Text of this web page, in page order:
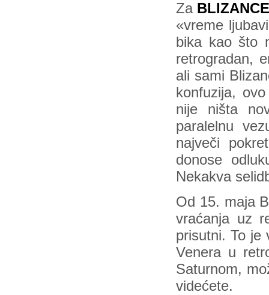
Za
«vreme
bika kao što
retrogradan,
ali sami
konfuzija,
nije ništa
paralelnu
največi
donose
Nekakva
Od 15. maja
vraćanja uz
prisutni. To je
Venera u
Saturnom,
videćete.